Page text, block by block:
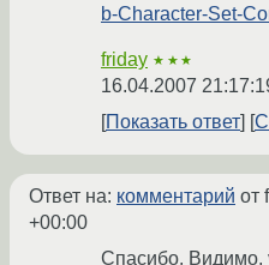
b-Character-Set-
friday ★★★
16.04.2007
Показать ответ
Ответ на: комментарий от
+00:00
Спасибо. Видимо,